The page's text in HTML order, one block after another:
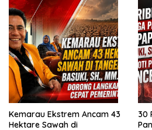
Kemarau Ekstrem Ancam 43
Hektare Sawah di
30